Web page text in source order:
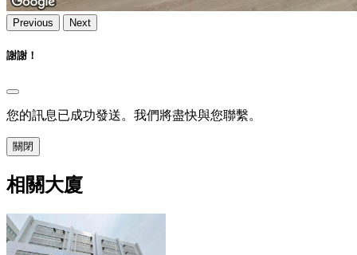
Previous Next
謝謝！
您的訊息已成功發送。我們將盡快與您聯繫。
關閉
相關大廈